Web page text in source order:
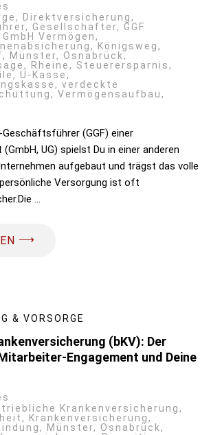
, Direktversicherung ,
, Gesellschafter, GGF
GmbH Vermögen ,
, Königsweg ,
, Münster, Osnabrück ,
, Rheine , Steuerersparnis ,
, U-Kasse ,
, verdeckte
, Vermögensaufbau ,
(GGF) einer
UG) spielst Du in einer anderen
aufgebaut und trägst das volle
Versorgung ist oft
…
⟶
& VORSORGE
(bKV): Der
Engagement und Deine
Krankenversicherung ,
, Krankenversicherung ,
, Münster, Osnabrück ,